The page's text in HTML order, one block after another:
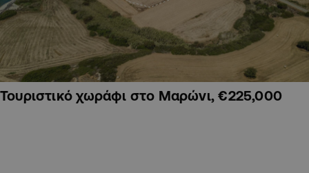
Τουριστικό χωράφι στο Μαρώνι, €225,000